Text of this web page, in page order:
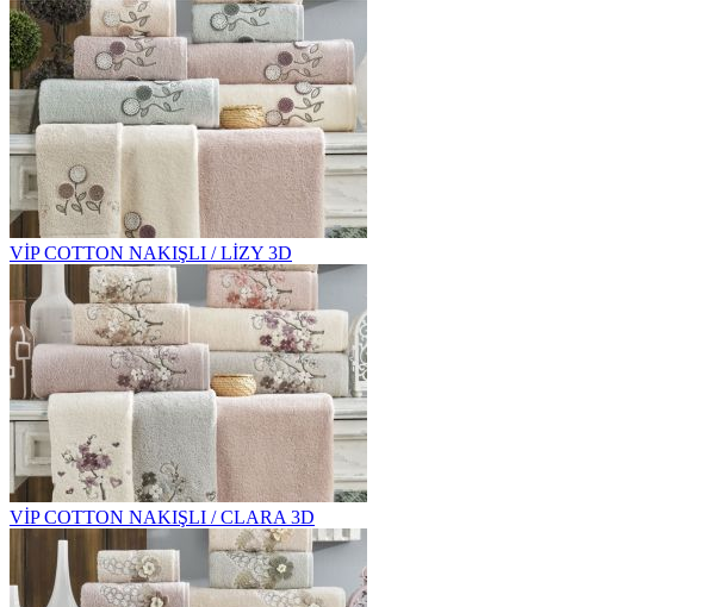
VİP COTTON NAKIŞLI / LİZY 3D
VİP COTTON NAKIŞLI / CLARA 3D